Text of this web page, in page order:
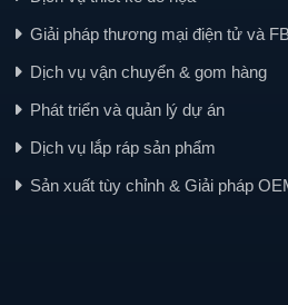
Giải pháp thương mại điện tử và
Dịch vụ vận chuyển & gom hàng
Phát triển và quản lý dự án
Dịch vụ lắp ráp sản phẩm
Sản xuất tùy chỉnh & Giải pháp